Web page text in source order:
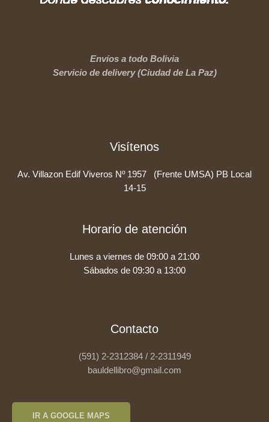
Envíos a todo Bolivia
Servicio de delivery (Ciudad de La Paz)
Visítenos
Av. Villazon Edif Viveros Nº 1957 (Frente UMSA) PB Local
14-15
Horario de atención
Lunes a viernes de 09:00 a 21:00
Sábados de 09:30 a 13:00
Contacto
(591) 2-2312384 / 2-2311949
bauldellibro@gmail.com
IR A GOOGLE MAPS